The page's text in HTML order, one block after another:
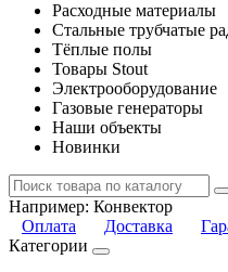
Расходные материалы
Стальные трубчатые
Тёплые полы
Товары Stout
Электрооборудование
Газовые генераторы
Наши объекты
Новинки
Например: Конвектор
Оплата
Доставка
Категории